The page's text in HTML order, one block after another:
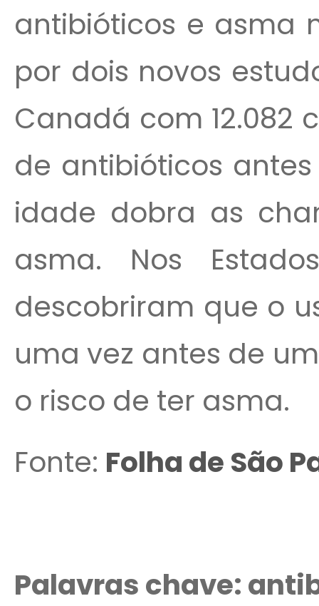
antibióticos e asma
por dois novos
Canadá com 12.082
de antibióticos
idade dobra as
asma. Nos
descobriram que o
uma vez antes de
o risco de ter asma.
Fonte: Folha de São
Palavras chave: